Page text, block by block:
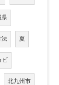
県
法 夏
ビ
北九州市